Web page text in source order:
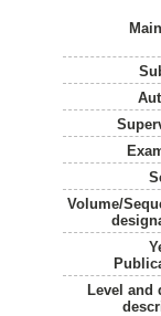
Volume/
Level and